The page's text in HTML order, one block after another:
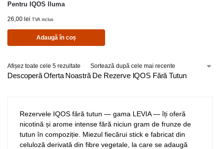
Pentru IQOS Iluma
26,00 lei TVA inclus
Adaugă în coș
Afișez toate cele 5 rezultate
Descoperă Oferta Noastră De Rezerve IQOS Fără Tutun
Rezervele IQOS fără tutun — gama LEVIA — îți oferă
nicotină și arome intense fără niciun gram de frunze de
tutun în compoziție. Miezul fiecărui stick e fabricat din
celuloză derivată din fibre vegetale, la care se adaugă